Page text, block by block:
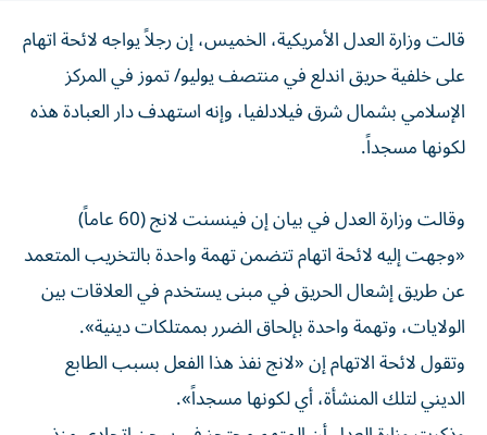
قالت وزارة العدل الأمريكية، الخميس، إن رجلاً يواجه لائحة اتهام
على خلفية ‌حريق اندلع في منتصف يوليو/ تموز في المركز
الإسلامي ​بشمال ⁠شرق فيلادلفيا، وإنه استهدف دار العبادة ‌هذه
لكونها مسجداً.
وقالت وزارة العدل في بيان إن فينسنت لانج (60 عاماً)
«وجهت إليه لائحة اتهام تتضمن تهمة واحدة بالتخريب ‌المتعمد
عن طريق إشعال الحريق في مبنى يستخدم في ⁠العلاقات بين
الولايات، وتهمة واحدة بإلحاق الضرر بممتلكات دينية».
وتقول لائحة الاتهام إن «لانج نفذ هذا الفعل بسبب الطابع
الديني لتلك المنشأة، أي لكونها مسجداً».